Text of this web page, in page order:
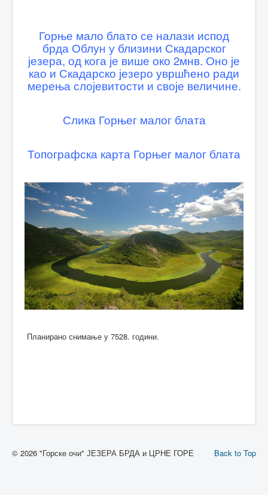
Горње мало блато се налази испод
брда Облун у близини Скадарског
језера, од кога је више око 2мнв. Оно је
као и Скадарско језеро увршћено ради
мерења слојевитости и своје величине.
Слика Горњег малог блата
Топографска карта Горњег малог блата
Планирано снимање у 7528. години.
Back to Top
© 2026 "Горске очи" ЈЕЗЕРА БРДА и ЦРНЕ ГОРЕ